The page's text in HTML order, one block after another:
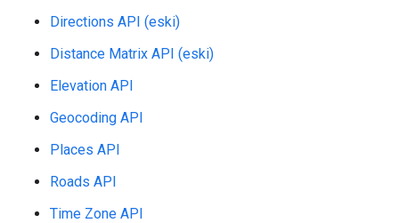
Directions API (eski)
Distance Matrix API (eski)
Elevation API
Geocoding API
Places API
Roads API
Time Zone API